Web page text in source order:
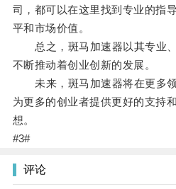
司，都可以在这里找到专业的指
平和市场价值。
总之，斑马加速器以其专业、
不断推动着创业创新的发展。
未来，斑马加速器将在更多领
为更多的创业者提供更好的支持
想。
#3#
评论